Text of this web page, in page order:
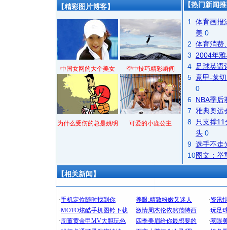
【精彩图片博客】
中国女网的大个美女 空中技巧精彩瞬间
为什么受伤的总是姚明 可爱的小鹿公主
【热门新闻
1
体育画报
美 0
2 体育消费
3
2004年
4
足球英语
5 意甲-莱
0
6 NBA季后
7
雅典奥运
8
只支撑
头 0
9 选手不走
10图文：举
【相关新闻】
[圣诞节]